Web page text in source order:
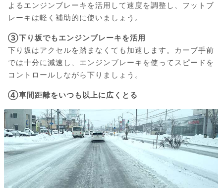
よるエンジンブレーキを活用して速度を調整し、フットブ
レーキは軽く補助的に使いましょう。
③下り坂でもエンジンブレーキを活用
下り坂はアクセルを踏まなくても加速します。カーブ手前
では十分に減速し、エンジンブレーキを使ってスピードを
コントロールしながら下りましょう。
④車間距離をいつも以上に広くとる